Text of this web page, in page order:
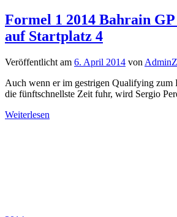
Formel 1 2014 Bahrain
auf Startplatz 4
Veröffentlicht am 6. April 2014 von
Auch wenn er im gestrigen Qualifying zum
die fünftschnellste Zeit fuhr, wird Sergio
Weiterlesen